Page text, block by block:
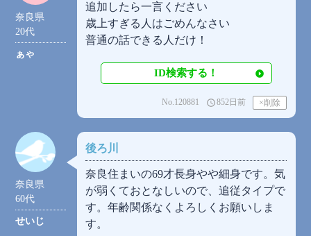
奈良県
20代
ぁゃ
追加したら一言ください
歳上すぎる人はごめんなさい
普通の話できる人だけ！
ID検索する！
access_time852日前
No.120881
奈良県
60代
せいじ
後ろ川
奈良住まいの69才長身やや細身です。気
が弱くておとなしいので、追従タイプで
す。年齢関係なくよろしくお願いしま
す。